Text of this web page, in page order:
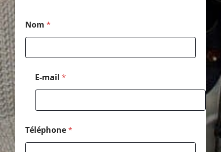
Nom *
E-mail *
d
e
Téléphone*